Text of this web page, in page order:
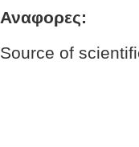
Αναφορες:
Source of